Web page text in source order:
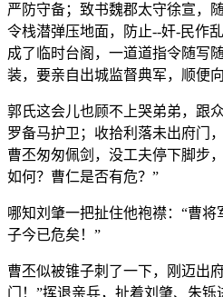
严防守备；致书魏郡太守徐宣，
令栈潜弹压地面，防止--奸-民作
成了临时台阁，一道道指令随写
装，要亲自出城监督典军，顺便
郭氏这会儿也顾不上哭弟弟，跟
罗备马护卫；收拾利落未出府门
曹丕匆匆佩剑，没工夫停下脚步
如何？曹仁是否有危？”
哪知刘肇一把扯住他袍襟：“曹
子今已危矣！”
曹丕似被锥子刺了一下，刚迈出
门！”挥退亲兵，扯着刘肇、朱铄